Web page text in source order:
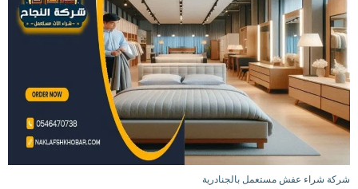
شركة شراء عفش مستعمل بالجنادرية